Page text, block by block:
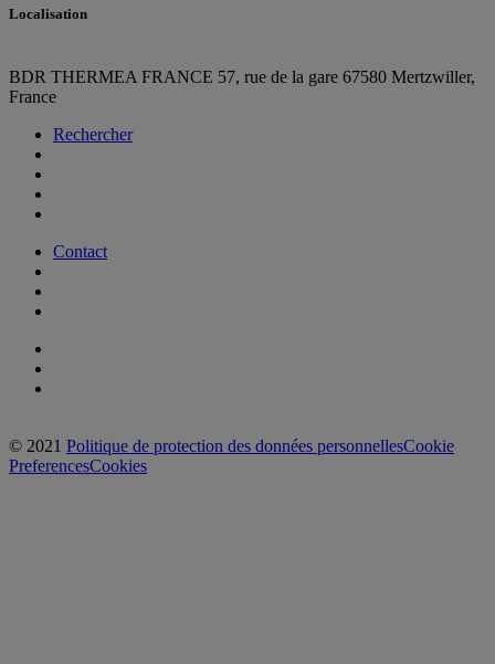
Localisation
BDR THERMEA FRANCE 57, rue de la gare 67580 Mertzwiller,
France
Rechercher
Contact
© 2021 Politique de protection des données personnellesCookie
PreferencesCookies